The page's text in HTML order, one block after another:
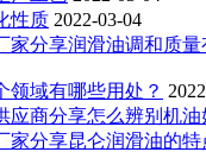
性质 2022-03-04
家分享润滑油调和质
领域有哪些用处？
应商分享怎么辨别机油
家分享​昆仑润滑油的特